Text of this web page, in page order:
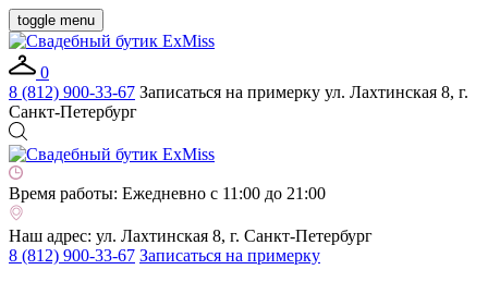
toggle menu
0
8 (812) 900-33-67 Записаться на примерку ул. Лахтинская 8, г.
Санкт-Петербург
Время работы: Ежедневно с 11:00 до 21:00
Наш адрес: ул. Лахтинская 8, г. Санкт-Петербург
8 (812) 900-33-67 Записаться на примерку